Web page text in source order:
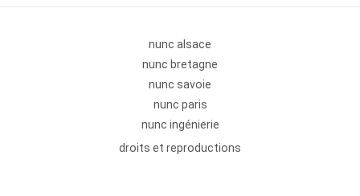
nunc alsace
nunc bretagne
nunc savoie
nunc paris
nunc ingénierie
droits et reproductions